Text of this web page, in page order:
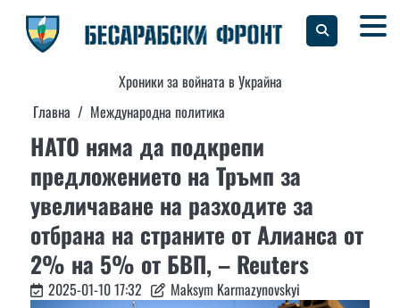
content
Хроники за войната в Украйна
Главна
Международна политика
НАТО няма да подкрепи
предложението на Тръмп за
увеличаване на разходите за
отбрана на страните от Алианса от
2% на 5% от БВП, – Reuters
2025-01-10 17:32 Maksym Karmazynovskyi